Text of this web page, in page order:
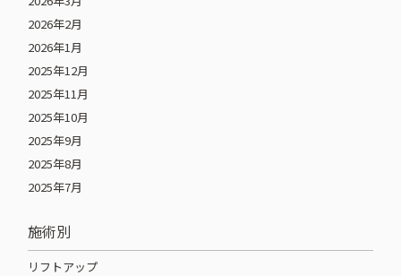
2026年2月
2026年1月
2025年12月
2025年11月
2025年10月
2025年9月
2025年8月
2025年7月
施術別
リフトアップ